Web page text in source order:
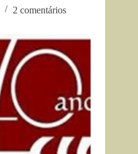
2 comentários